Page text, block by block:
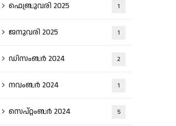
ഫെബ്രുവരി 2025 1
ജനുവരി 2025 1
ഡിസംബർ 2024 2
നവംബർ 2024 1
സെപ്റ്റംബർ 2024 5